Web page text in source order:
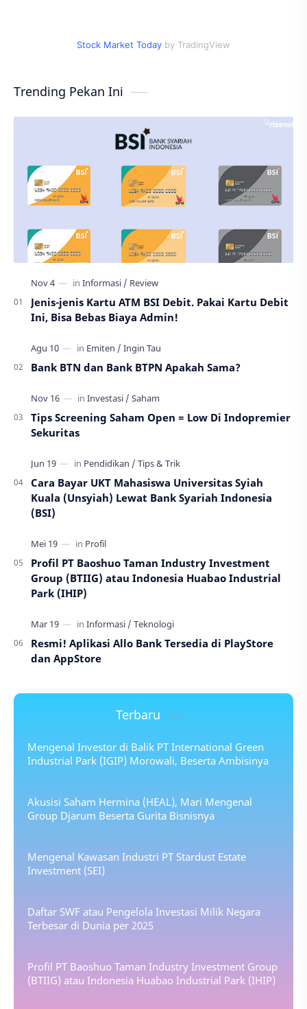
Stock Market Today by TradingView
Trending Pekan Ini
Jenis-jenis Kartu ATM BSI Debit. Pakai Kartu Debit
Ini, Bisa Bebas Biaya Admin!
Bank BTN dan Bank BTPN Apakah Sama?
Tips Screening Saham Open = Low Di Indopremier
Sekuritas
Cara Bayar UKT Mahasiswa Universitas Syiah
Kuala (Unsyiah) Lewat Bank Syariah Indonesia
(BSI)
Profil PT Baoshuo Taman Industry Investment
Group (BTIIG) atau Indonesia Huabao Industrial
Park (IHIP)
Resmi! Aplikasi Allo Bank Tersedia di PlayStore
dan AppStore
Terbaru
Mengenal Investor di Balik PT International Green
Industrial Park (IGIP) Morowali, Beserta Ambisinya
Akusisi Saham Hermina (HEAL), Mari Mengenal
Group Djarum Beserta Gurita Bisnisnya
Mengenal Kawasan Industri PT Stardust Estate
Investment (SEI)
Daftar SWF atau Pengelola Investasi Milik Negara
Terbesar di Dunia per 2025
Profil PT Baoshuo Taman Industry Investment Group
(BTIIG) atau Indonesia Huabao Industrial Park (IHIP)